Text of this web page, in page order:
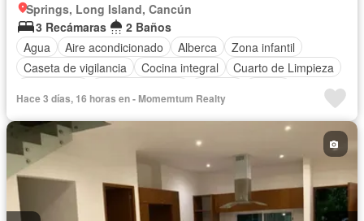
Springs, Long Island, Cancún
3 Recámaras
2 Baños
Agua
Aire acondicionado Alberca
Zona infantil
Caseta de vigilancia
Cocina integral
Cuarto de Limpieza
Recámara con closet
Seguridad
Zonas verdes
Completamente amueblado
Hace 3 días, 16 horas en - Momemtum Realty